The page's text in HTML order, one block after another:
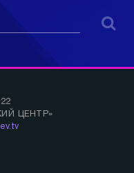
ЦЕНТР»